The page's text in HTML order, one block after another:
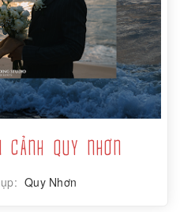
CẢNH QUY NHƠN
Quy Nhơn